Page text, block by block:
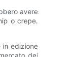
avere
o crepe.
in edizione